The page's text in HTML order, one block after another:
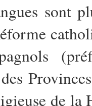
sont
de la